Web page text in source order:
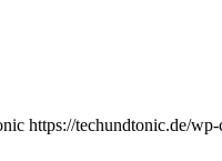
https://techundtonic.de/